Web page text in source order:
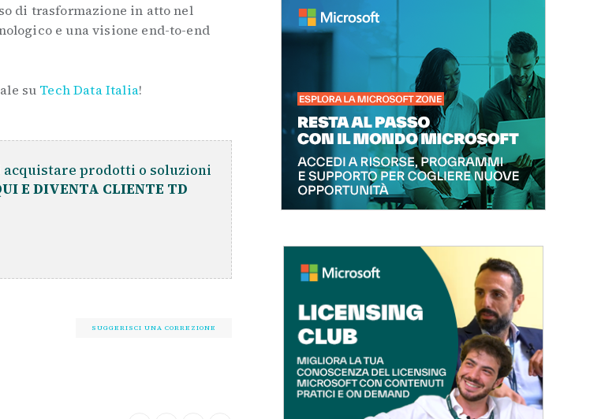
di trasformazione in atto nel
e una visione end-to-end
su Tech Data Italia!
prodotti o soluzioni
E DIVENTA CLIENTE TD
SUGGERISCI UNA CORREZIONE